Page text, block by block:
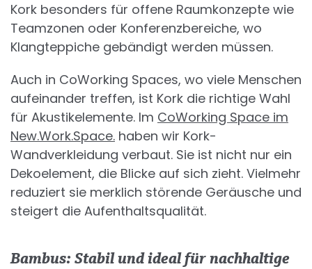
Kork besonders für offene Raumkonzepte wie
Teamzonen oder Konferenzbereiche, wo
Klangteppiche gebändigt werden müssen.
Auch in CoWorking Spaces, wo viele Menschen
aufeinander treffen, ist Kork die richtige Wahl
für Akustikelemente. Im CoWorking Space im
New.Work.Space. haben wir Kork-
Wandverkleidung verbaut. Sie ist nicht nur ein
Dekoelement, die Blicke auf sich zieht. Vielmehr
reduziert sie merklich störende Geräusche und
steigert die Aufenthaltsqualität.
Bambus: Stabil und ideal für nachhaltige